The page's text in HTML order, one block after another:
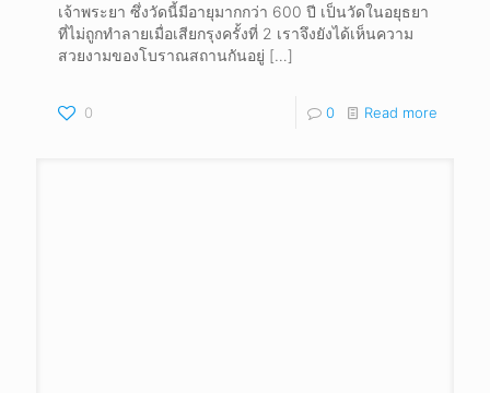
เจ้าพระยา ซึ่งวัดนี้มีอายุมากกว่า 600 ปี เป็นวัดในอยุธยา
ที่ไม่ถูกทำลายเมื่อเสียกรุงครั้งที่ 2 เราจึงยังได้เห็นความ
สวยงามของโบราณสถานกันอยู่ […]
0 0 Read more